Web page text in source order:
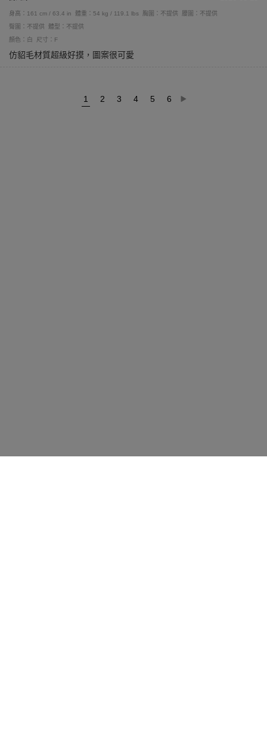
身高：161 cm / 63.4 in 體重：54 kg / 119.1 lbs 胸圍：不提供
腰圍：不提供
臀圍：不提供
體型：不提供
顏色：白
尺寸：F
仿貂毛材質超級好摸，圖案很可愛
1 2 3 4 5 6